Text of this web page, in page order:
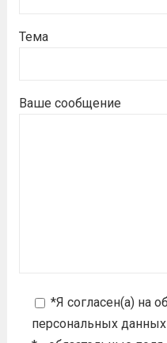
Тема
Ваше сообщение
*Я согласен(а) на
персональных данных